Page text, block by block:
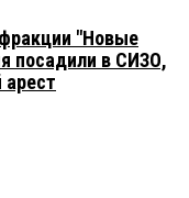
"Новые
посадили в СИЗО,